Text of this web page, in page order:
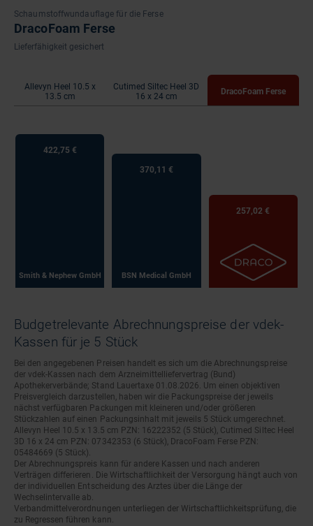
Schaumstoffwundauflage für die Ferse
DracoFoam Ferse
Lieferfähigkeit gesichert
Allevyn Heel 10.5 x
13.5 cm
Cutimed Siltec Heel 3D
16 x 24 cm
DracoFoam Ferse
422,75 €
Smith & Nephew GmbH
370,11 €
BSN Medical GmbH
257,02 €
Budgetrelevante Abrechnungspreise der vdek-
Kassen für je 5 Stück
Bei den angegebenen Preisen handelt es sich um die Abrechnungspreise
der vdek-Kassen nach dem Arzneimittelliefervertrag (Bund)
Apothekerverbände; Stand Lauertaxe 01.08.2026. Um einen objektiven
Preisvergleich darzustellen, haben wir die Packungspreise der jeweils
nächst verfügbaren Packungen mit kleineren und/oder größeren
Stückzahlen auf einen Packungsinhalt mit jeweils 5 Stück umgerechnet.
Allevyn Heel 10.5 x 13.5 cm PZN: 16222352 (5 Stück), Cutimed Siltec Heel
3D 16 x 24 cm PZN: 07342353 (6 Stück), DracoFoam Ferse PZN:
05484669 (5 Stück).
Der Abrechnungspreis kann für andere Kassen und nach anderen
Verträgen differieren. Die Wirtschaftlichkeit der Versorgung hängt auch von
der individuellen Entscheidung des Arztes über die Länge der
Wechselintervalle ab.
Verbandmittelverordnungen unterliegen der Wirtschaftlichkeitsprüfung, die
zu Regressen führen kann.